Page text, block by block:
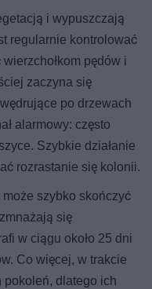
i wypuszczają
regularnie kontrolować
pędów i
zaczyna się
po drzewach
alarmowy: często
Szybkie działanie
rozrastanie się kolonii.
szybko skończyć
się
w ciągu około 25 dni
Co więcej, w trakcie
dlatego ich